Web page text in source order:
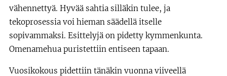
vähennettyä. Hyvää sahtia silläkin tulee, ja
tekoprosessia voi hieman säädellä itselle
sopivammaksi. Esittelyjä on pidetty kymmenkunta.
Omenamehua puristettiin entiseen tapaan.
Vuosikokous pidettiin tänäkin vuonna viiveellä